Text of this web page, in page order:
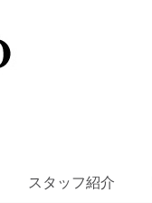
スタッフ紹介